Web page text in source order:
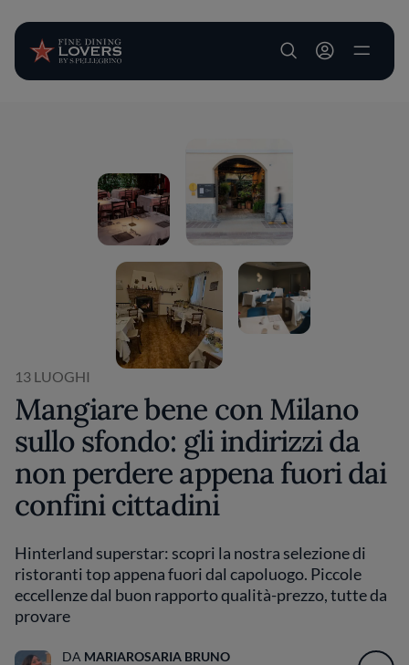
User account
13 LUOGHI
Mangiare bene con Milano
sullo sfondo: gli indirizzi da
non perdere appena fuori dai
confini cittadini
Hinterland superstar: scopri la nostra selezione di
ristoranti top appena fuori dal capoluogo. Piccole
eccellenze dal buon rapporto qualità-prezzo, tutte da
provare
DA MARIAROSARIA BRUNO